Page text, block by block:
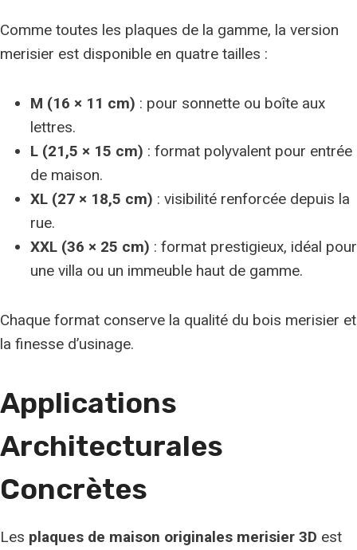
Comme toutes les plaques de la gamme, la version
merisier est disponible en quatre tailles :
M (16 × 11 cm) : pour sonnette ou boîte aux
lettres.
L (21,5 × 15 cm) : format polyvalent pour entrée
de maison.
XL (27 × 18,5 cm) : visibilité renforcée depuis la
rue.
XXL (36 × 25 cm) : format prestigieux, idéal pour
une villa ou un immeuble haut de gamme.
Chaque format conserve la qualité du bois merisier et
la finesse d’usinage.
Applications
Architecturales
Concrètes
Les plaques de maison originales merisier 3D est